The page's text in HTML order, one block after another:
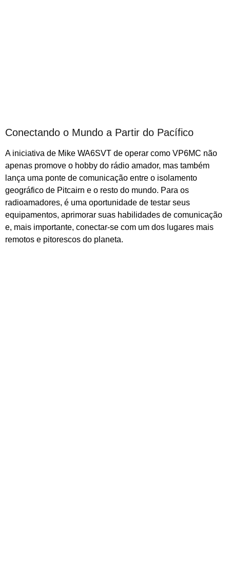
Conectando o Mundo a Partir do Pacífico
A iniciativa de Mike WA6SVT de operar como VP6MC não
apenas promove o hobby do rádio amador, mas também
lança uma ponte de comunicação entre o isolamento
geográfico de Pitcairn e o resto do mundo. Para os
radioamadores, é uma oportunidade de testar seus
equipamentos, aprimorar suas habilidades de comunicação
e, mais importante, conectar-se com um dos lugares mais
remotos e pitorescos do planeta.